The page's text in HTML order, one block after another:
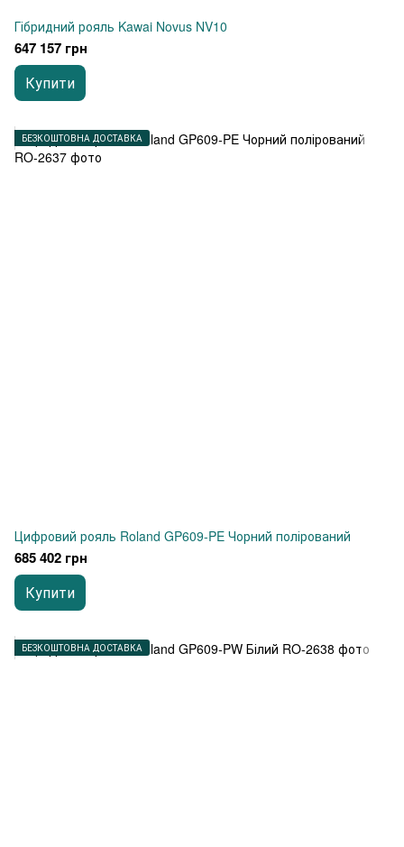
Гібридний рояль Kawai Novus NV10
647 157 грн
Купити
БЕЗКОШТОВНА ДОСТАВКА
Цифровий рояль Roland GP609-PE Чорний полірований
685 402 грн
Купити
БЕЗКОШТОВНА ДОСТАВКА